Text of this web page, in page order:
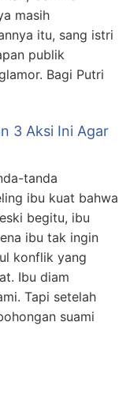
masih
itu, sang istri
publik
Bagi Putri
3 Aksi Ini Agar
tanda
ibu kuat bahwa
begitu, ibu
ibu tak ingin
konflik yang
Ibu diam
Tapi setelah
suami